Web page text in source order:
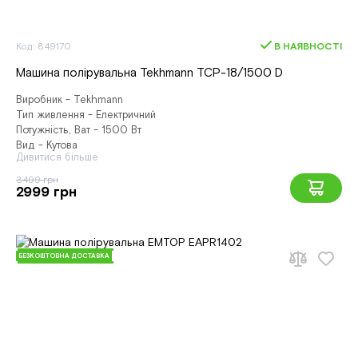
Код: 849170 В НАЯВНОСТІ
Машина полірувальна Tekhmann TCP-18/1500 D
Виробник - Tekhmann
Тип живлення - Електричний
Потужність, Ват - 1500 Вт
Вид - Кутова
Дивитися більше
3499 грн
2999 грн
БЕЗКОШТОВНА ДОСТАВКА